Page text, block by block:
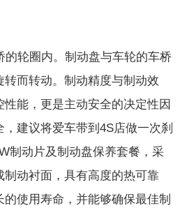
轮圈内。制动盘与车轮的车桥
而转动。制动精度与制动效
能，更是主动安全的决定性因
建议将爱车带到4S店做一次刹
制动片及制动盘保养套餐，采
制动衬面，具有高度的热可靠
使用寿命，并能够确保最佳制